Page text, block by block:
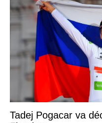
Tadej Pogacar va